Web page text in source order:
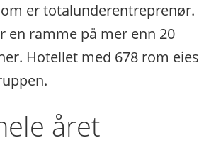
er totalunderentreprenør.
en ramme på mer enn 20
Hotellet med 678 rom eies
året